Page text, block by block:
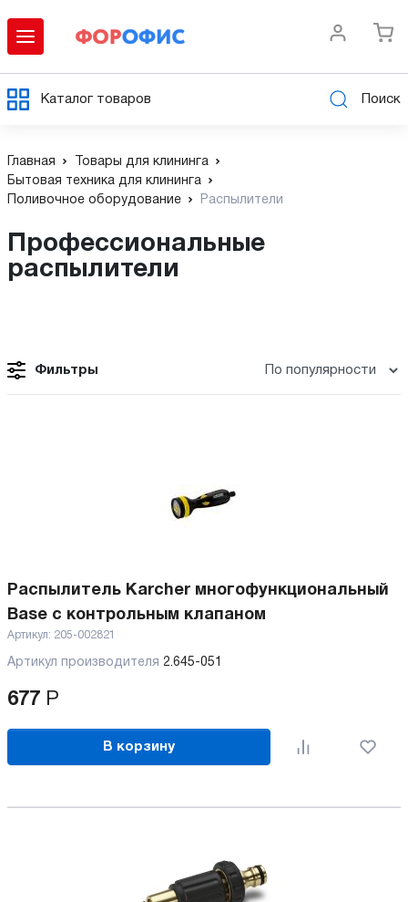
Каталог товаров Поиск
Главная
Товары для клининга
Бытовая техника для клининга
Поливочное оборудование
Распылители
Профессиональные
распылители
Фильтры
Распылитель Karcher многофункциональный
Base с контрольным клапаном
Артикул: 205-002821
Артикул производителя 2.645-051
677 Р
В корзину